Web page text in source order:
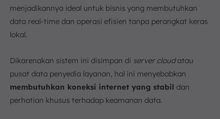
menjadikannya ideal untuk bisnis yang membutuhkan
data real-time dan operasi efisien tanpa perangkat keras
lokal.
Dikarenakan sistem ini disimpan di server cloudatau
pusat data penyedia layanan, hal ini menyebabkan
membutuhkan koneksi internet yang stabil dan
perhatian khusus terhadap keamanan data.